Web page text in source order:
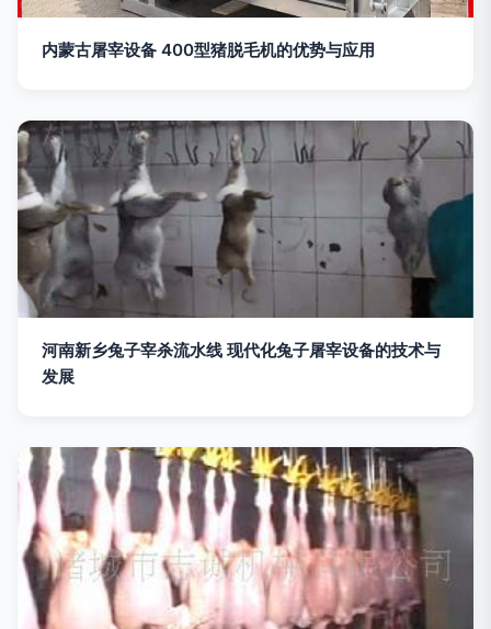
内蒙古屠宰设备 400型猪脱毛机的优势与应用
河南新乡兔子宰杀流水线 现代化兔子屠宰设备的技术与
发展